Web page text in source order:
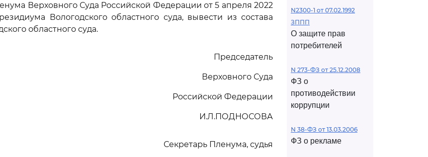
Верховного Суда Российской Федерации от 5 апреля 2022
Вологодского областного суда, вывести из состава
областного суда.
Председатель
Верховного Суда
Российской Федерации
И.Л.ПОДНОСОВА
Секретарь Пленума, судья
N2300-1 от 07.02.1992
ЗППП
О защите прав
потребителей
N 273-ФЗ от 25.12.2008
ФЗ о
противодействии
коррупции
N 38-ФЗ от 13.03.2006
ФЗ о рекламе